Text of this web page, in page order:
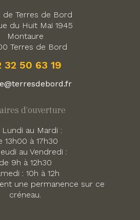
de Terres de Bord
du Huit Mai 1945
Montaure
Terres de Bord
32 50 63 19
d'ouverture
Lundi au Mardi :
13h00 à 17h30
au Vendredi :
de 9h à 12h30
: 10h à 12h
une permanence sur ce
créneau.